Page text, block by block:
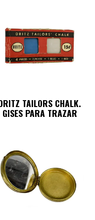
TAILORS CHALK.
GISES PARA TRAZAR